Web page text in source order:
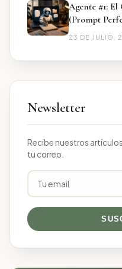
Agente #1:
(Prompt
23 DE JULIO,
Newsletter
Recibe nuestros
tu correo.